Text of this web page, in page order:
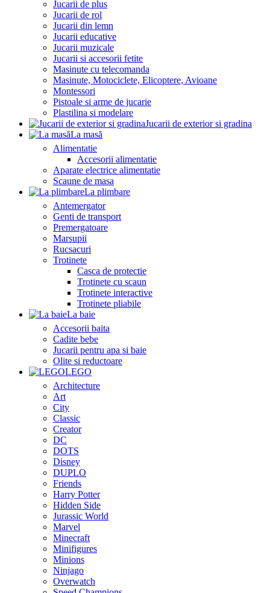
Jucarii de plus
Jucarii de rol
Jucarii din lemn
Jucarii educative
Jucarii muzicale
Jucarii si accesorii fetite
Masinute cu telecomanda
Masinute, Motociclete, Elicoptere, Avioane
Montessori
Pistoale si arme de jucarie
Plastilina si modelare
Jucarii de exterior si gradina
La masă
Alimentatie
Accesorii alimentatie
Aparate electrice alimentatie
Scaune de masa
La plimbare
Antemergator
Genti de transport
Premergatoare
Marsupii
Rucsacuri
Trotinete
Casca de protectie
Trotinete cu scaun
Trotinete interactive
Trotinete pliabile
La baie
Accesorii baita
Cadite bebe
Jucarii pentru apa si baie
Olite si reductoare
LEGO
Architecture
Art
City
Classic
Creator
DC
DOTS
Disney
DUPLO
Friends
Harry Potter
Hidden Side
Jurassic World
Marvel
Minecraft
Minifigures
Minions
Ninjago
Overwatch